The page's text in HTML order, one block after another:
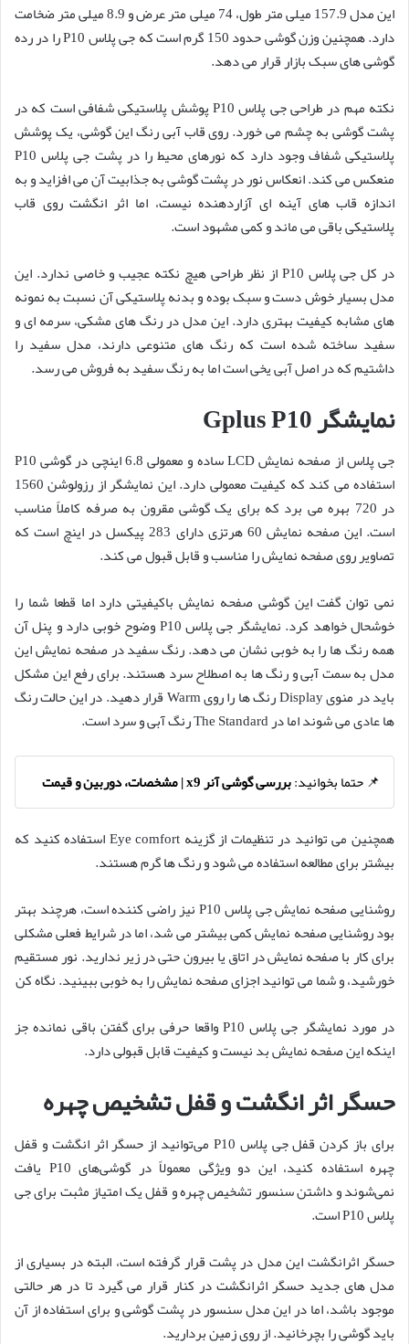
این مدل 157.9 میلی متر طول، 74 میلی متر عرض و 8.9 میلی متر ضخامت
دارد. همچنین وزن گوشی حدود 150 گرم است که جی پلاس P10 را در رده
گوشی های سبک بازار قرار می دهد.
نکته مهم در طراحی جی پلاس P10 پوشش پلاستیکی شفافی است که در
پشت گوشی به چشم می خورد. روی قاب آبی رنگ این گوشی، یک پوشش
پلاستیکی شفاف وجود دارد که نورهای محیط را در پشت جی پلاس P10
منعکس می کند. انعکاس نور در پشت گوشی به جذابیت آن می افزاید و به
اندازه قاب های آینه ای آزاردهنده نیست، اما اثر انگشت روی قاب
پلاستیکی باقی می ماند و کمی مشهود است.
در کل جی پلاس P10 از نظر طراحی هیچ نکته عجیب و خاصی ندارد. این
مدل بسیار خوش دست و سبک بوده و بدنه پلاستیکی آن نسبت به نمونه
های مشابه کیفیت بهتری دارد. این مدل در رنگ های مشکی، سرمه ای و
سفید ساخته شده است که رنگ های متنوعی دارند، مدل سفید را
داشتیم که در اصل آبی یخی است اما به رنگ سفید به فروش می رسد.
نمایشگر Gplus P10
جی پلاس از صفحه نمایش LCD ساده و معمولی 6.8 اینچی در گوشی P10
استفاده می کند که کیفیت معمولی دارد. این نمایشگر از رزولوشن 1560
در 720 بهره می برد که برای یک گوشی مقرون به صرفه کاملاً مناسب
است. این صفحه نمایش 60 هرتزی دارای 283 پیکسل در اینچ است که
تصاویر روی صفحه نمایش را مناسب و قابل قبول می کند.
نمی توان گفت این گوشی صفحه نمایش باکیفیتی دارد اما قطعا شما را
خوشحال خواهد کرد. نمایشگر جی پلاس P10 وضوح خوبی دارد و پنل آن
همه رنگ ها را به خوبی نشان می دهد. رنگ سفید در صفحه نمایش این
مدل به سمت آبی و رنگ ها به اصطلاح سرد هستند. برای رفع این مشکل
باید در منوی Display رنگ ها را روی Warm قرار دهید. در این حالت رنگ
ها عادی می شوند اما در The Standard رنگ آبی و سرد است.
📌 حتما بخوانید:بررسی گوشی آنر x9 | مشخصات، دوربین و قیمت
همچنین می توانید در تنظیمات از گزینه Eye comfort استفاده کنید که
بیشتر برای مطالعه استفاده می شود و رنگ ها گرم هستند.
روشنایی صفحه نمایش جی پلاس P10 نیز راضی کننده است، هرچند بهتر
بود روشنایی صفحه نمایش کمی بیشتر می شد، اما در شرایط فعلی مشکلی
برای کار با صفحه نمایش در اتاق یا بیرون حتی در زیر ندارید. نور مستقیم
خورشید، و شما می توانید اجزای صفحه نمایش را به خوبی ببینید. نگاه کن
در مورد نمایشگر جی پلاس P10 واقعا حرفی برای گفتن باقی نمانده جز
اینکه این صفحه نمایش بد نیست و کیفیت قابل قبولی دارد.
حسگر اثر انگشت و قفل تشخیص چهره
برای باز کردن قفل جی پلاس P10 می‌توانید از حسگر اثر انگشت و قفل
چهره استفاده کنید، این دو ویژگی معمولاً در گوشی‌های P10 یافت
نمی‌شوند و داشتن سنسور تشخیص چهره و قفل یک امتیاز مثبت برای جی
پلاس P10 است.
حسگر اثرانگشت این مدل در پشت قرار گرفته است، البته در بسیاری از
مدل های جدید حسگر اثرانگشت در کنار قرار می گیرد تا در هر حالتی
موجود باشد، اما در این مدل سنسور در پشت گوشی و برای استفاده از آن
باید گوشی را بچرخانید. از روی زمین بردارید.